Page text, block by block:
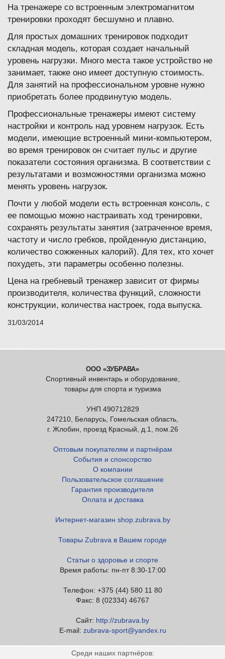
На тренажере со встроенным электромагнитом
тренировки проходят бесшумно и плавно.
Для простых домашних тренировок подходит
складная модель, которая создает начальный
уровень нагрузки. Много места такое устройство не
занимает, также оно имеет доступную стоимость.
Для занятий на профессиональном уровне нужно
приобретать более продвинутую модель.
Профессиональные тренажеры имеют систему
настройки и контроль над уровнем нагрузок. Есть
модели, имеющие встроенный мини-компьютером,
во время тренировок он считает пульс и другие
показатели состояния организма. В соответствии с
результатами и возможностями организма можно
менять уровень нагрузок.
Почти у любой модели есть встроенная консоль, с
ее помощью можно настраивать ход тренировки,
сохранять результаты занятия (затраченное время,
частоту и число гребков, пройденную дистанцию,
количество сожженных калорий). Для тех, кто хочет
похудеть, эти параметры особенно полезны.
Цена на гребневый тренажер зависит от фирмы
производителя, количества функций, сложности
конструкции, количества настроек, года выпуска.
31/03/2014
ООО «ЗУБРАВА»
Спортивный инвентарь и оборудование,
товары для спорта и туризма
УНП 490712829
247210, Беларусь, Гомельская область,
г. Жлобин, проезд Красный, д.1, пом.26
Оптовым покупателям и партнёрам
События и спонсорство
О компании
Пользовательское соглашение
Гарантия производителя
Оплата и доставка
Интернет-магазин shop.zubrava.by
Товары Zubrava в Вашем городе
Статьи о здоровье и спорте
Время работы: пн-пт 8:30-17:00
Телефон: +375 (44) 580 11 80
Факс: 8 (02334) 46767
Сайт: http://zubrava.by
E-mail: zubrava-sport@yandex.ru
Среди наших партнёров: